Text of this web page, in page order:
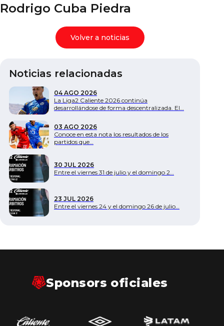
Rodrigo Cuba Piedra
Volver a noticias
Noticias relacionadas
04 AGO 2026
La Liga2 Caliente 2026 continúa
desarrollándose de forma descentralizada. El…
03 AGO 2026
Conoce en esta nota los resultados de los
partidos que…
30 JUL 2026
Entre el viernes 31 de julio y el domingo 2…
23 JUL 2026
Entre el viernes 24 y el domingo 26 de julio…
Sponsors oficiales